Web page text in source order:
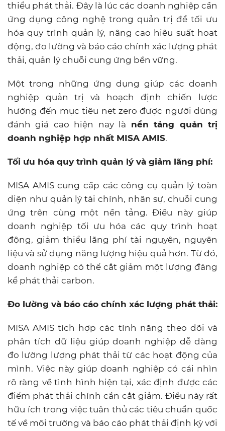
thiểu phát thải. Đây là lúc các doanh nghiệp cần
ứng dụng công nghệ trong quản trị để tối ưu
hóa quy trình quản lý, nâng cao hiệu suất hoạt
động, đo lường và báo cáo chính xác lượng phát
thải, quản lý chuỗi cung ứng bền vững.
Một trong những ứng dụng giúp các doanh
nghiệp quản trị và hoạch định chiến lược
hướng đến mục tiêu net zero được người dùng
đánh giá cao hiện nay là nền tảng quản trị
doanh nghiệp hợp nhất MISA AMIS.
Tối ưu hóa quy trình quản lý và giảm lãng phí:
MISA AMIS cung cấp các công cụ quản lý toàn
diện như quản lý tài chính, nhân sự, chuỗi cung
ứng trên cùng một nền tảng. Điều này giúp
doanh nghiệp tối ưu hóa các quy trình hoạt
động, giảm thiểu lãng phí tài nguyên, nguyên
liệu và sử dụng năng lượng hiệu quả hơn. Từ đó,
doanh nghiệp có thể cắt giảm một lượng đáng
kể phát thải carbon.
Đo lường và báo cáo chính xác lượng phát thải:
MISA AMIS tích hợp các tính năng theo dõi và
phân tích dữ liệu giúp doanh nghiệp dễ dàng
đo lường lượng phát thải từ các hoạt động của
mình. Việc này giúp doanh nghiệp có cái nhìn
rõ ràng về tình hình hiện tại, xác định được các
điểm phát thải chính cần cắt giảm. Điều này rất
hữu ích trong việc tuân thủ các tiêu chuẩn quốc
tế về môi trường và báo cáo phát thải định kỳ với